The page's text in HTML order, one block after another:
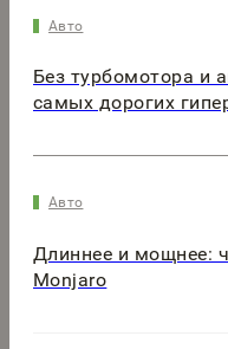
Авто
Без турбомотора и
самых дорогих
Авто
Длиннее и мощнее:
Monjaro